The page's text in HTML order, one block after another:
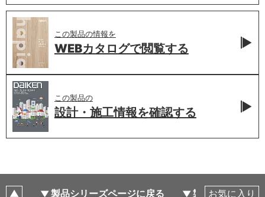
この製品の情報を
WEBカタログで閲覧する
この製品の
設計・施工情報を確認する
製品シリーズページに戻る 製品仕様
お気に入り